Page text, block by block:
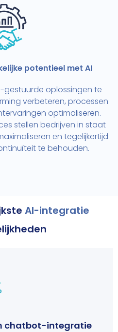
potentieel met AI
gestuurde oplossingen te
verbeteren, processen
optimaliseren.
stellen bedrijven in staat
en tegelijkertijd
te behouden.
AI-integratie
chatbot-integratie